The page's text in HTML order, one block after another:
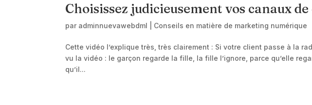
Choisissez judicieusement vos canaux
par adminnuevawebdml Conseils en matière de marketing numérique
Cette vidéo l’explique très, très clairement : Si votre client passe à la
vu la vidéo : le garçon regarde la fille, la fille l’ignore, parce qu’elle
qu’il...